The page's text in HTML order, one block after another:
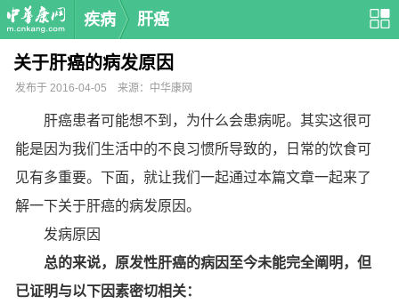
疾病 肝癌
关于肝癌的病发原因
发布于 2016-04-05 来源：中华康网
肝癌患者可能想不到，为什么会患病呢。其实这很可
能是因为我们生活中的不良习惯所导致的，日常的饮食可
见有多重要。下面，就让我们一起通过本篇文章一起来了
解一下关于肝癌的病发原因。
发病原因
总的来说，原发性肝癌的病因至今未能完全阐明，但
已证明与以下因素密切相关：